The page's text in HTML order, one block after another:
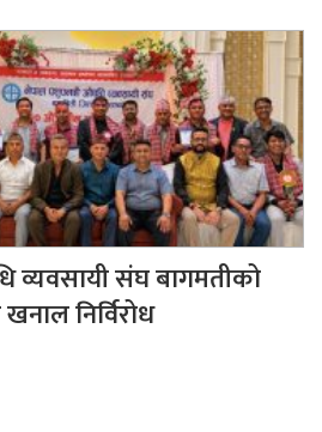
व्यवसायी संघ बागमतीको
निर्विरोध